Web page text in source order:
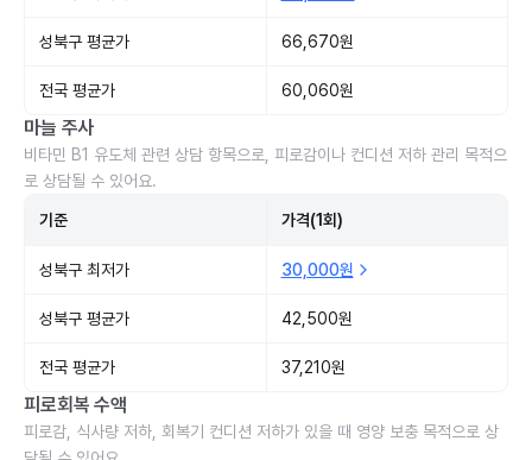
성북구 평균가 66,670원
전국 평균가 60,060원
마늘 주사
비타민 B1 유도체 관련 상담 항목으로, 피로감이나 컨디션 저하 관리 목적으
로 상담될 수 있어요.
기준 가격(1회)
성북구 최저가 30,000원
성북구 평균가 42,500원
전국 평균가 37,210원
피로회복 수액
피로감, 식사량 저하, 회복기 컨디션 저하가 있을 때 영양 보충 목적으로 상